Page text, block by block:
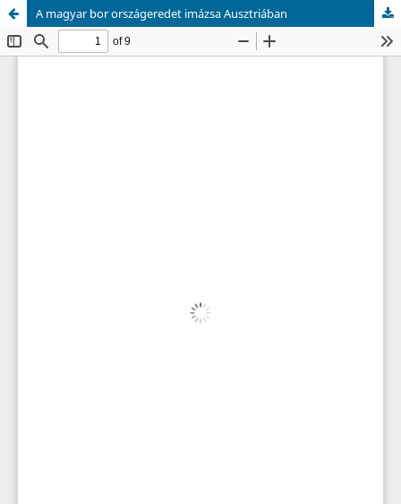
A magyar bor országeredet imázsa Ausztriában